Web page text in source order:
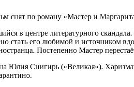
снят по роману «Мастер и
в центре литературного скандала.
стать его любимой и источником
Постепенно Мастер
Юлия Снигирь («Великая»).